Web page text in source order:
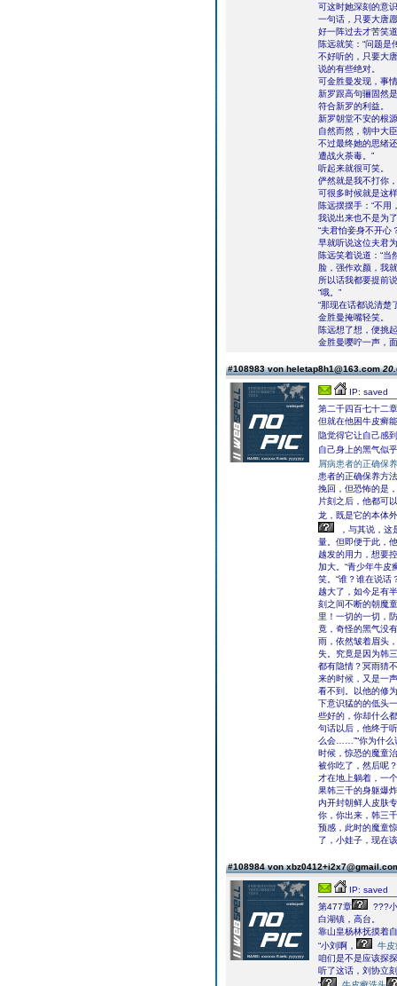
可这时她深刻的意
一句话，只要大唐
好一阵过去才苦笑
陈远就笑：“问题是
不好听的，只要大
说的有些绝对。
可金胜曼发现，事
新罗跟高句骊固然
符合新罗的利益。
新罗朝堂不安的根
自然而然，朝中大
不过最终她的思绪
遭战火荼毒。”
听起来就很可笑。
俨然就是我不打你
可很多时候就是这
陈远摆摆手：“不用
我说出来也不是为
“夫君怕妾身不开心
早就听说这位夫君
陈远笑着说道：“当
脸，强作欢颜，我
所以话我都要提前
“哦。”
“那现在话都说清楚
金胜曼掩嘴轻笑。
陈远想了想，便挑
金胜曼嘤咛一声，
#108983 von heletap8h1@163.com
IP: saved
第二千四百七十二章
但就在他困牛皮癣
隐觉得它让自己感到
自己身上的黑气似
屑病患者的正确保
患者的正确保养方
挽回，但恐怖的是
片刻之后，他都可
龙，既是它的本体
，与其说，这
量。但即便于此，
越发的用力，想要
加大。“青少年牛皮
笑。“谁？谁在说话
越大了，如今足有
刻之间不断的朝魔
里！一切的一切，
竟，奇怪的黑气没
雨，依然皱着眉头
失。究竟是因为韩
都有隐情？冥雨猜
来的时候，又是一
看不到。以他的修
下意识猛的的低头
些好的，你却什么
句话以后，他终于
么会……”“你为什么
时候，惊恐的魔童
被你吃了，然后呢
才在地上躺着，一
果韩三千的身躯爆
内开封朝鲜人皮肤
你，你出来，韩三
预感，此时的魔童
了，小娃子，现在
#108984 von
IP: saved
第477章
???
白湖镇，高台。
靠山皇杨林抚摸着
“小刘啊，
牛皮
咱们是不是应该探
听了这话，刘协立